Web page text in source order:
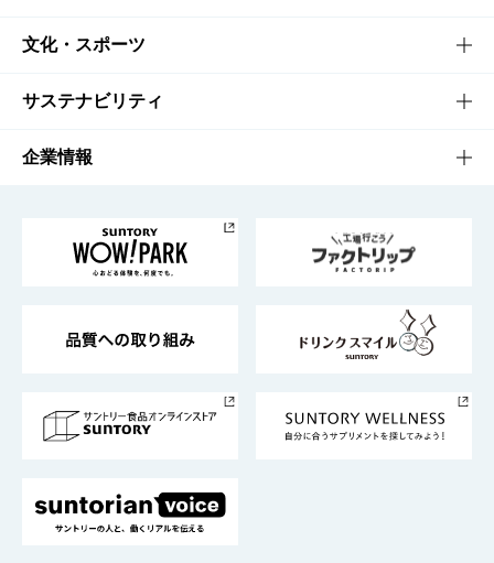
商品一覧
商品発売情報
栄養成分一覧
知る・楽しむTOP
キャンペーン
工場見学
地域情報
文化・スポーツ
文化・スポーツTOP
サントリーホール
サントリーサンバーズ大阪
サステナビリティ
サステナビリティTOP
サントリーが考えるサステナビリティ経営
企業情報
企業概要
採用情報